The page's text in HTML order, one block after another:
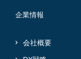
企業情報
会社概要